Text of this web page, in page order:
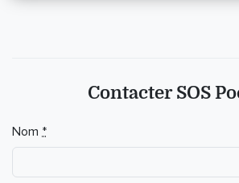
Contacter SOS
Nom *